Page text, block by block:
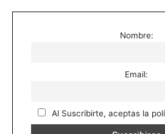
Nombre:
Email:
Al Suscribirte, aceptas la